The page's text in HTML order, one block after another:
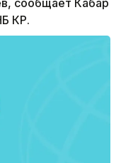
сообщает Кабар
КР.